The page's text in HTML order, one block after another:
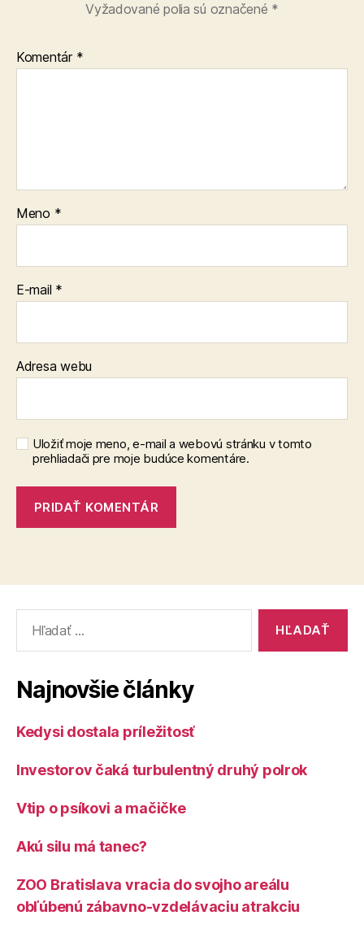
Vyžadované polia sú označené *
Komentár *
Meno *
E-mail *
Adresa webu
Uložiť moje meno, e-mail a webovú stránku v tomto
prehliadači pre moje budúce komentáre.
Najnovšie články
Kedysi dostala príležitosť
Investorov čaká turbulentný druhý polrok
Vtip o psíkovi a mačičke
Akú silu má tanec?
ZOO Bratislava vracia do svojho areálu
obľúbenú zábavno-vzdelávaciu atrakciu